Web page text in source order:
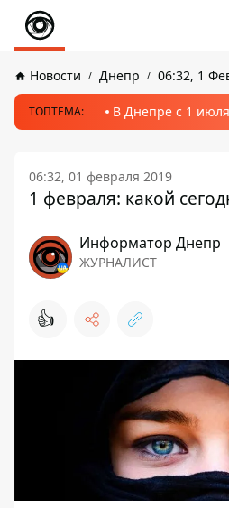
Новости Днепр 06:32, 1
ТОПТЕМА: В Днепре с 1
06:32, 01 февраля 2019
1 февраля: какой
Информатор Днепр
ЖУРНАЛИСТ
👍